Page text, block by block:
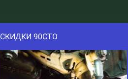
СКИДКИ 90СТО